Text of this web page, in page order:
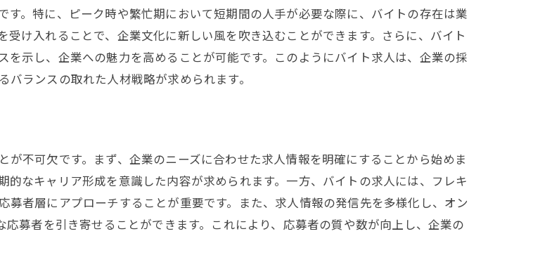
イトのニーズに合わせたアプローチ
代の採用活動の変革
タを活用した戦略的求人
で考える求人戦略の重要性
心を引く求人情報の要素
バイトそれぞれの効果的な募集要項
場環境を伝える求人の書き方
。特に、ピーク時や繁忙期において短期間の人手が必要な際に、バイトの存在は業
け入れることで、企業文化に新しい風を吹き込むことができます。さらに、バイト
示し、企業への魅力を高めることが可能です。このようにバイト求人は、企業の採
ランスの取れた人材戦略が求められます。
不可欠です。まず、企業のニーズに合わせた求人情報を明確にすることから始めま
なキャリア形成を意識した内容が求められます。一方、バイトの求人には、フレキ
者層にアプローチすることが重要です。また、求人情報の発信先を多様化し、オン
募者を引き寄せることができます。これにより、応募者の質や数が向上し、企業の